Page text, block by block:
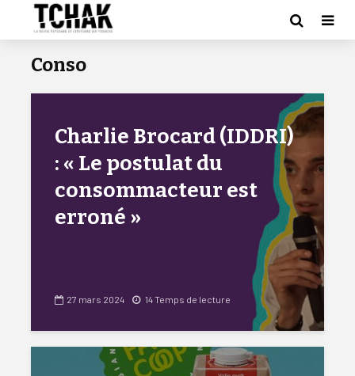
Conso
Charlie Brocard (IDDRI)
: « Le postulat du
consommacteur est
erroné »
27 mars 2024 14 Temps de lecture